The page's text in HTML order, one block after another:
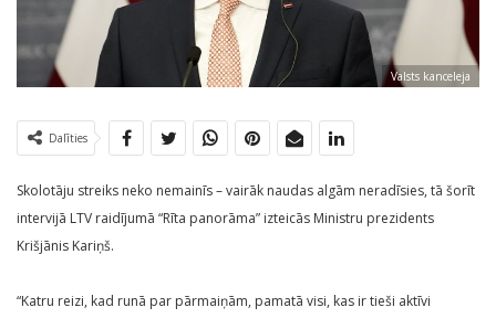
Valsts kanceleja
Dalīties
Skolotāju streiks neko nemainīs – vairāk naudas algām neradīsies, tā šorīt
intervijā LTV raidījumā “Rīta panorāma” izteicās Ministru prezidents
Krišjānis Kariņš.
“Katru reizi, kad runā par pārmaiņām, pamatā visi, kas ir tieši aktīvi